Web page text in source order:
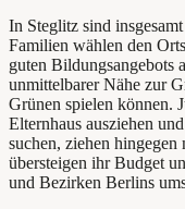
In Steglitz sind
Familien wählen den
guten Bildungsangebots
unmittelbarer Nähe zur
Grünen spielen können.
Elternhaus ausziehen
suchen, ziehen
übersteigen ihr Budget
und Bezirken Berlins